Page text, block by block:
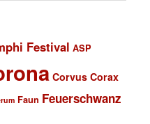
Festival ASP
Corvus Corax
Faun Feuerschwanz